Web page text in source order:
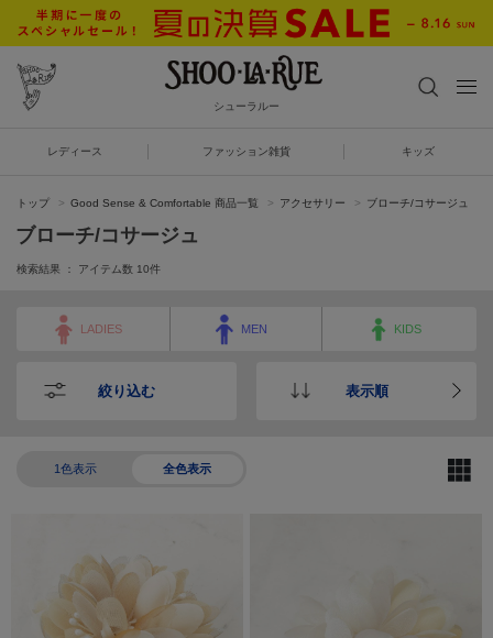
シューラルー
レディース ファッション雑貨 キッズ
トップ Good Sense & Comfortable 商品一覧 アクセサリー ブローチ/コサージュ
ブローチ/コサージュ
検索結果 ： アイテム数 10件
LADIES MEN KIDS
絞り込む 表示順
1色表示 全色表示